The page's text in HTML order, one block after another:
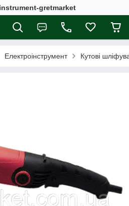
gretmarket
Електроінструмент Кутові